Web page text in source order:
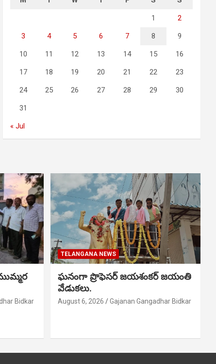
1 2
3 4 5 6 7 8 9
10 11 12 13 14 15 16
17 18 19 20 21 22 23
24 25 26 27 28 29 30
31
« Jul
Bidkar
TELANGANA NEWS
ఘనంగా ప్రొఫెసర్ జయశంకర్ జయంతి
వేడుకలు.
August 6, 2026 Gajanan Gangadhar Bidkar